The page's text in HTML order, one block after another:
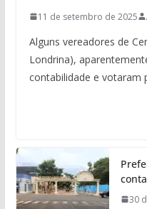
11 de setembro de 2025
Alguns vereadores de
Londrina),
contabilidade e votaram
30